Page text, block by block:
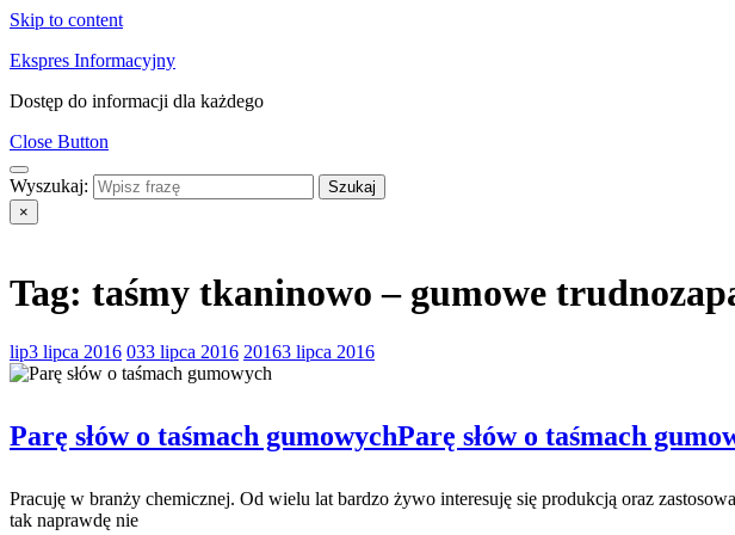
Skip to content
Ekspres Informacyjny
Dostęp do informacji dla każdego
Close Button
Wyszukaj:
×
Tag: taśmy tkaninowo – gumowe
lip3 lipca 2016 033 lipca 2016 20163 lipca 2016
Parę słów o taśmach gumowychParę słów o taśmach
Pracuję w branży chemicznej. Od wielu lat bardzo żywo interesuję się produkcją oraz
tak naprawdę nie